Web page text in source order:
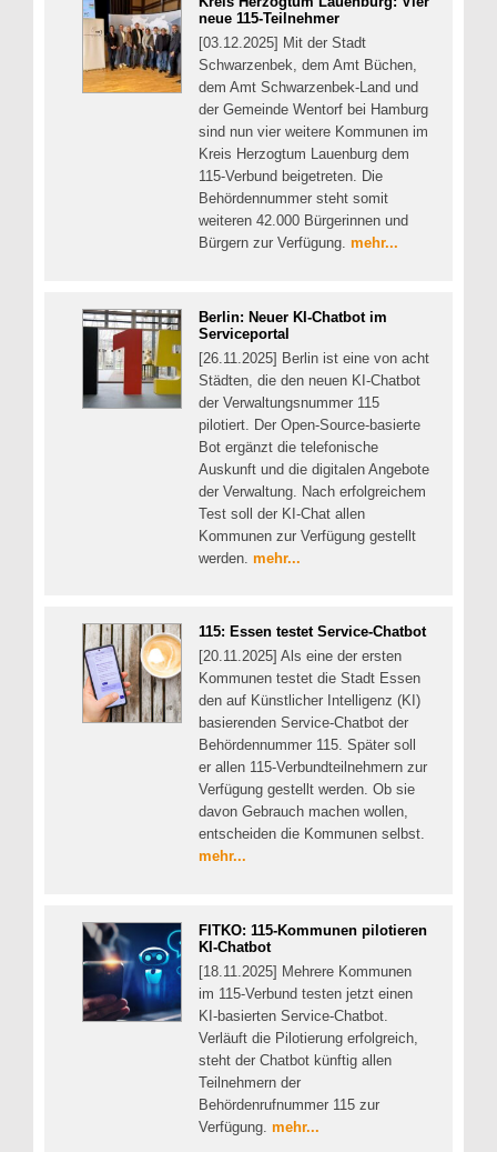
neue 115-Teilnehmer
[03.12.2025] Mit der Stadt
Schwarzenbek, dem Amt Büchen,
dem Amt Schwarzenbek-Land und
der Gemeinde Wentorf bei Hamburg
sind nun vier weitere Kommunen im
Kreis Herzogtum Lauenburg dem
115-Verbund beigetreten. Die
Behördennummer steht somit
weiteren 42.000 Bürgerinnen und
Bürgern zur Verfügung. mehr...
Berlin: Neuer KI-Chatbot im
Serviceportal
[26.11.2025] Berlin ist eine von acht
Städten, die den neuen KI-Chatbot
der Verwaltungsnummer 115
pilotiert. Der Open-Source-basierte
Bot ergänzt die telefonische
Auskunft und die digitalen Angebote
der Verwaltung. Nach erfolgreichem
Test soll der KI-Chat allen
Kommunen zur Verfügung gestellt
werden. mehr...
115: Essen testet Service-Chatbot
[20.11.2025] Als eine der ersten
Kommunen testet die Stadt Essen
den auf Künstlicher Intelligenz (KI)
basierenden Service-Chatbot der
Behördennummer 115. Später soll
er allen 115-Verbundteilnehmern zur
Verfügung gestellt werden. Ob sie
davon Gebrauch machen wollen,
entscheiden die Kommunen selbst.
mehr...
FITKO: 115-Kommunen pilotieren
KI-Chatbot
[18.11.2025] Mehrere Kommunen
im 115-Verbund testen jetzt einen
KI-basierten Service-Chatbot.
Verläuft die Pilotierung erfolgreich,
steht der Chatbot künftig allen
Teilnehmern der
Behördenrufnummer 115 zur
Verfügung. mehr...